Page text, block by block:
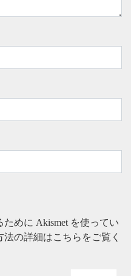
めに Akismet を使ってい
の詳細はこちらをご覧く